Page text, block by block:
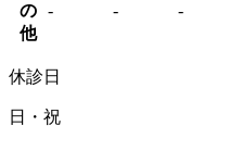
の
他
- - -
休診日
日・祝